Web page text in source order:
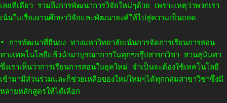
เลยทีเดียว รวมถึงการพัฒนาการวิจัยใหม่ๆด้วย เพราะเหตุว่าพวกเรา
เน้นในเรื่องงานศึกษาวิจัยและพัฒนาองค์ให้ไปสู่ความเป็นยอด
• การพัฒนาที่ยืนยง ทางมหาวิทยาลัยเน้นการจัดการเรียนการสอน
ทางเทคโนโลยีแล้วนำมาบูรณาการในทุกๆกรุ๊ปสาขาวิชา สวนสุนันทา
ซึ่งเราเห็นว่าการเรียนการสอนในยุคใหม่ จำเป็นจะต้องใช้เทคโนโลยี
เข้ามามีส่วนร่วมและก็ช่วยเหลือของใหม่ใหม่ๆได้ทุกกลุ่มสาขาวิชาซึ่งมี
หลายหลักสูตรให้ได้เลือก